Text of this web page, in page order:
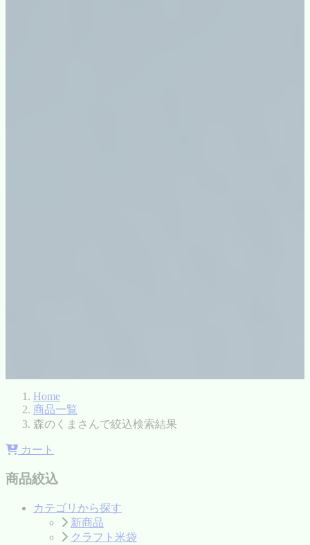
Home
商品一覧
森のくまさんで絞込検索結果
カート
商品絞込
カテゴリから探す
新商品
クラフト米袋